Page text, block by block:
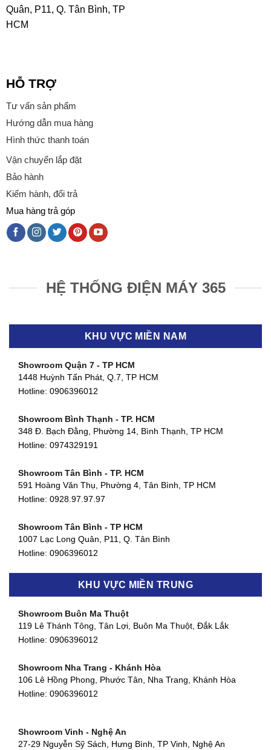
Quân, P11, Q. Tân Bình, TP
HCM
HỖ TRỢ
Tư vấn sản phẩm
Hướng dẫn mua hàng
Hình thức thanh toán
Vận chuyển lắp đặt
Bảo hành
Kiểm hành, đổi trả
Mua hàng trả góp
HỆ THỐNG ĐIỆN MÁY 365
KHU VỰC MIỀN NAM
Showroom Quận 7 - TP HCM
1448 Huỳnh Tấn Phát, Q.7, TP HCM
Hotline: 0906396012
Showroom Bình Thạnh - TP. HCM
348 Đ. Bạch Đằng, Phường 14, Bình Thạnh, TP HCM
Hotline: 0974329191
Showroom Tân Bình - TP. HCM
591 Hoàng Văn Thụ, Phường 4, Tân Bình, TP HCM
Hotline: 0928.97.97.97
Showroom Tân Bình - TP HCM
1007 Lạc Long Quân, P11, Q. Tân Bình
Hotline: 0906396012
Showroom Biên Hòa - Đồng Nai
Showroom Thuận An - Bình Dương
Showroom Quận 11 - TP. HCM
Showroom Quận 4 - TP. HCM
KHU VỰC MIỀN TRUNG
Showroom Buôn Ma Thuột
119 Lê Thánh Tông, Tân Lợi, Buôn Ma Thuột, Đắk Lắk
Hotline: 0906396012
Showroom Nha Trang - Khánh Hòa
106 Lê Hồng Phong, Phước Tân, Nha Trang, Khánh Hòa
Hotline: 0906396012
Showroom Vinh - Nghệ An
27-29 Nguyễn Sỹ Sách, Hưng Bình, TP Vinh, Nghệ An